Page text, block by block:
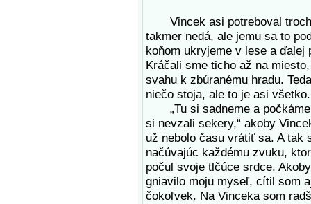
Vincek asi potreboval
takmer nedá, ale jemu sa to
koňom ukryjeme v lese a ďalej
Kráčali sme ticho až na
svahu k zbúranému hradu.
niečo stoja, ale to je asi všetko.
„Tu si sadneme a počkáme
si nevzali sekery,“ akoby
už nebolo času vrátiť sa. A tak
načúvajúc každému zvuku,
počul svoje tlčúce srdce.
gniavilo moju myseľ, cítil som
čokoľvek. Na Vinceka som